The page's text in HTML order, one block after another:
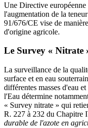
Une Directive européenne
l'augmentation de la
91/676/CE vise de
d'origine agricole.
Le Survey « Nitrate
La surveillance de la
surface et en eau
différentes masses d'eau
l'Eau détermine
« Survey nitrate » qui
R. 227 à 232 du Chapitre
durable de l'azote en